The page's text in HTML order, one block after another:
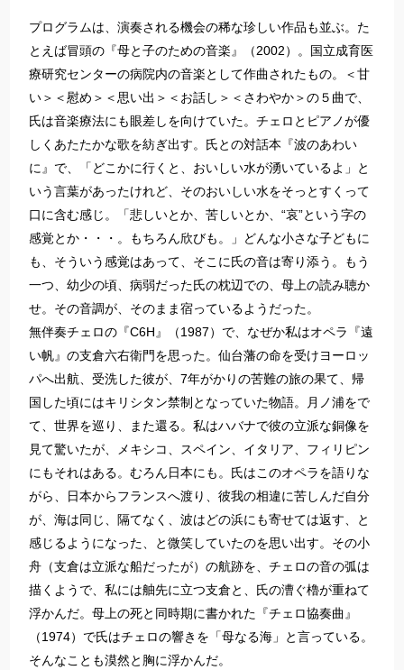
プログラムは、演奏される機会の稀な珍しい作品も並ぶ。た
とえば冒頭の『母と子のための音楽』（2002）。国立成育医
療研究センターの病院内の音楽として作曲されたもの。＜甘
い＞＜慰め＞＜思い出＞＜お話し＞＜さわやか＞の５曲で、
氏は音楽療法にも眼差しを向けていた。チェロとピアノが優
しくあたたかな歌を紡ぎ出す。氏との対話本『波のあわい
に』で、「どこかに行くと、おいしい水が湧いているよ」と
いう言葉があったけれど、そのおいしい水をそっとすくって
口に含む感じ。「悲しいとか、苦しいとか、“哀”という字の
感覚とか・・・。もちろん欣びも。」どんな小さな子どもに
も、そういう感覚はあって、そこに氏の音は寄り添う。もう
一つ、幼少の頃、病弱だった氏の枕辺での、母上の読み聴か
せ。その音調が、そのまま宿っているようだった。
無伴奏チェロの『C6H』（1987）で、なぜか私はオペラ『遠
い帆』の支倉六右衛門を思った。仙台藩の命を受けヨーロッ
パへ出航、受洗した彼が、7年がかりの苦難の旅の果て、帰
国した頃にはキリシタン禁制となっていた物語。月ノ浦をで
て、世界を巡り、また還る。私はハバナで彼の立派な銅像を
見て驚いたが、メキシコ、スペイン、イタリア、フィリピン
にもそれはある。むろん日本にも。氏はこのオペラを語りな
がら、日本からフランスへ渡り、彼我の相違に苦しんだ自分
が、海は同じ、隔てなく、波はどの浜にも寄せては返す、と
感じるようになった、と微笑していたのを思い出す。その小
舟（支倉は立派な船だったが）の航跡を、チェロの音の弧は
描くようで、私には舳先に立つ支倉と、氏の漕ぐ櫓が重ねて
浮かんだ。母上の死と同時期に書かれた『チェロ協奏曲』
（1974）で氏はチェロの響きを「母なる海」と言っている。
そんなことも漠然と胸に浮かんだ。